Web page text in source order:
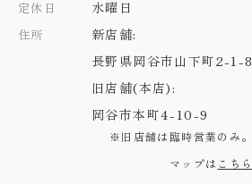
定休日 水曜日
住所
新店舗:
長野県岡谷市山下町2-1-8
旧店舗(本店):
岡谷市本町4-10-9
※旧店舗は臨時営業のみ。
マップは こちら